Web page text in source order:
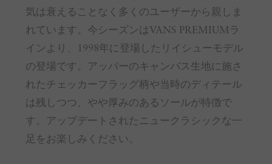
気は衰えることなく多くのユーザーから親しま
れています。今シーズンはVANS PREMIUMラ
インより、1998年に登場したリイシューモデル
の登場です。アッパーのキャンバス生地に施さ
れたチェッカーフラッグ柄や当時のディテール
は残しつつ、やや厚みのあるソールが特徴で
す。アップデートされたニュークラシックな一
足をお楽しみください。